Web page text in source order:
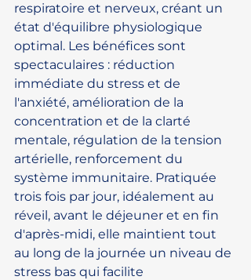
respiratoire et nerveux, créant un
état d'équilibre physiologique
optimal. Les bénéfices sont
spectaculaires : réduction
immédiate du stress et de
l'anxiété, amélioration de la
concentration et de la clarté
mentale, régulation de la tension
artérielle, renforcement du
système immunitaire. Pratiquée
trois fois par jour, idéalement au
réveil, avant le déjeuner et en fin
d'après-midi, elle maintient tout
au long de la journée un niveau de
stress bas qui facilite